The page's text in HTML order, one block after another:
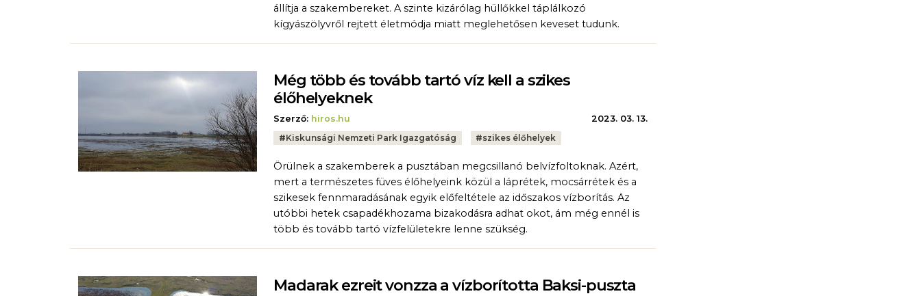
állítja a szakembereket. A szinte kizárólag hüllőkkel táplálkozó
kígyászölyvről rejtett életmódja miatt meglehetősen keveset tudunk.
Még több és tovább tartó víz kell a szikes
élőhelyeknek
Szerző: hiros.hu
2023. 03. 13.
Tags:
#Kiskunsági Nemzeti Park Igazgatóság #szikes élőhelyek
Örülnek a szakemberek a pusztában megcsillanó belvízfoltoknak. Azért,
mert a természetes füves élőhelyeink közül a láprétek, mocsárrétek és a
szikesek fennmaradásának egyik előfeltétele az időszakos vízborítás. Az
utóbbi hetek csapadékhozama bizakodásra adhat okot, ám még ennél is
több és tovább tartó vízfelületekre lenne szükség.
Madarak ezreit vonzza a vízborította Baksi-puszta